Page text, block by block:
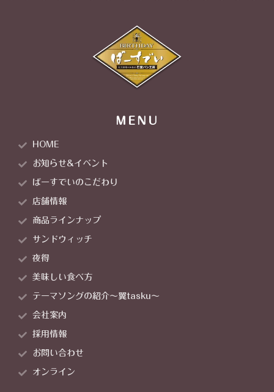
MENU
HOME
お知らせ&イベント
ばーすでいのこだわり
店舗情報
商品ラインナップ
サンドウィッチ
夜得
美味しい食べ方
テーマソングの紹介～翼tasku～
会社案内
採用情報
お問い合わせ
オンライン